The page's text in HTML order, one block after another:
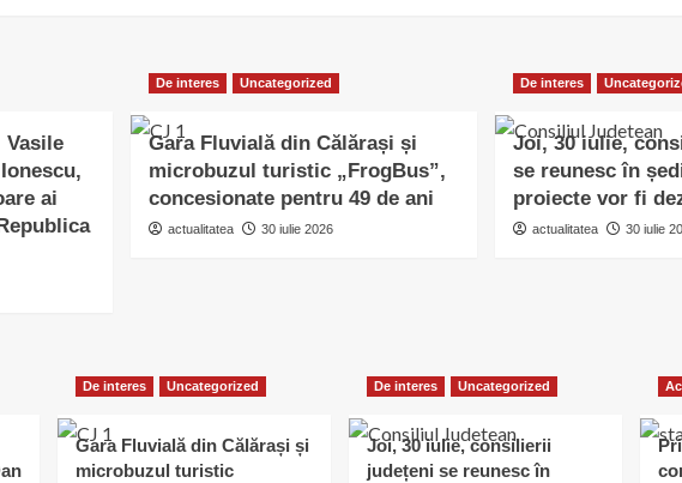
Vasile
ai
De interes Uncategorized
Gara Fluvială din Călărași și
microbuzul turistic „FrogBus”,
concesionate pentru 49 de ani
actualitatea 30 iulie 2026
De interes
Joi, 30 iulie,
se reunesc în
proiecte vor fi
actualitatea 30 iulie
De interes Uncategorized
Gara Fluvială din Călărași și
microbuzul turistic
De interes Uncategorized
Joi, 30 iulie, consilierii
județeni se reunesc în